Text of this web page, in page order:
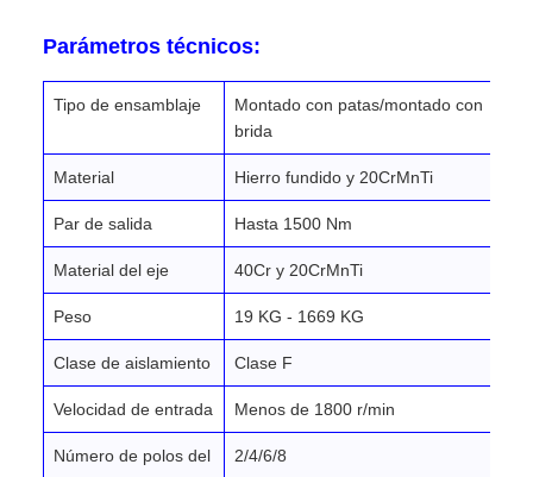
Parámetros técnicos:
Tipo de ensamblaje
Montado con patas/montado con
brida
Material Hierro fundido y 20CrMnTi
Par de salida Hasta 1500 Nm
Material del eje 40Cr y 20CrMnTi
Peso 19 KG - 1669 KG
Clase de aislamiento Clase F
Velocidad de entrada Menos de 1800 r/min
Número de polos del
2/4/6/8